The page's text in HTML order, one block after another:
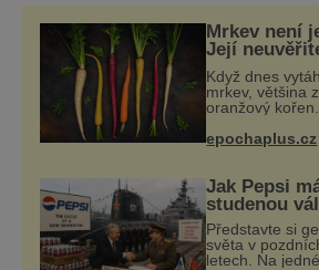
přijíždějí. Nejde o boj proti
ochranu krajiny, která už
vlastního úspě
Mrkev není
Její
začíná
Když dnes
mrkev, většina
oranžový
možné, jen ne
epochaplus.cz
Jak Pepsi
studenou
limonádu
křižník
Představte si
světa v
letech. Na